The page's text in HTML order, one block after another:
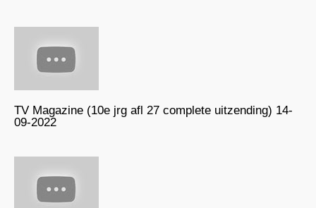
TV Magazine (10e jrg afl 27 complete uitzending) 14-
09-2022